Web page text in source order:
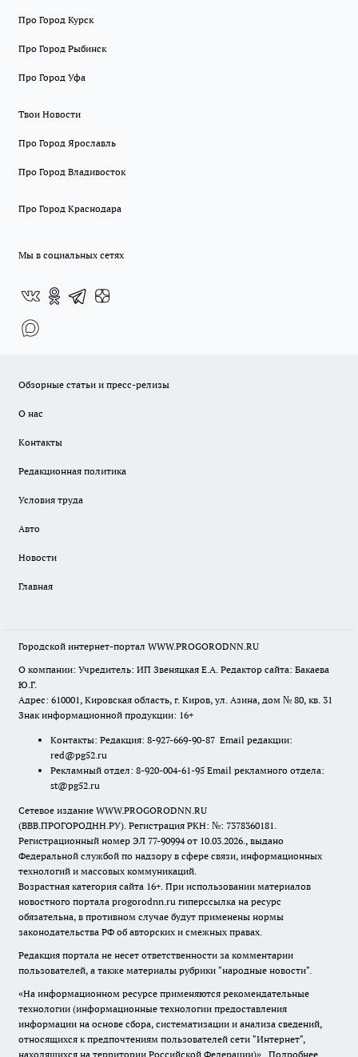
Про Город Курск
Про Город Рыбинск
Про Город Уфа
Твои Новости
Про Город Ярославль
Про Город Владивосток
Про Город Краснодара
Мы в социальных сетях
Обзорные статьи и пресс-релизы
О нас
Контакты
Редакционная политика
Условия труда
Авто
Новости
Главная
Городской интернет-портал WWW.PROGORODNN.RU
О компании: Учредитель: ИП Звеняцкая Е.А. Редактор сайта: Бакаева
Ю.Г.
Адрес: 610001, Кировская область, г. Киров, ул. Азина, дом № 80, кв. 31
Знак информационной продукции: 16+
Контакты: Редакция: 8-927-669-90-87 Email редакции:
red@pg52.ru
Рекламный отдел: 8-920-004-61-95 Email рекламного отдела:
st@pg52.ru
Сетевое издание WWW.PROGORODNN.RU
(ВВВ.ПРОГОРОДНН.РУ). Регистрация РКН: №: 7378360181.
Регистрационный номер ЭЛ 77-90994 от 10.03.2026., выдано
Федеральной службой по надзору в сфере связи, информационных
технологий и массовых коммуникаций.
Возрастная категория сайта 16+. При использовании материалов
новостного портала progorodnn.ru гиперссылка на ресурс
обязательна, в противном случае будут применены нормы
законодательства РФ об авторских и смежных правах.
Редакция портала не несет ответственности за комментарии
пользователей, а также материалы рубрики "народные новости".
«На информационном ресурсе применяются рекомендательные
технологии (информационные технологии предоставления
информации на основе сбора, систематизации и анализа сведений,
относящихся к предпочтениям пользователей сети "Интернет",
находящихся на территории Российской Федерации)». Подробнее